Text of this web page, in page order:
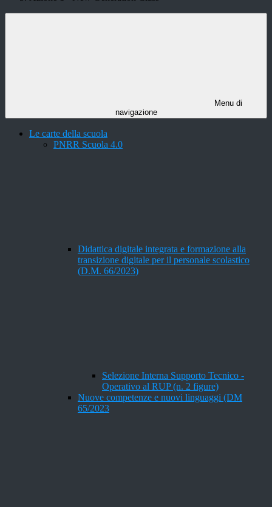
Menu di
navigazione
Le carte della scuola
PNRR Scuola 4.0
Didattica digitale integrata e formazione alla
transizione digitale per il personale scolastico
(D.M. 66/2023)
Selezione Interna Supporto Tecnico -
Operativo al RUP (n. 2 figure)
Nuove competenze e nuovi linguaggi (DM
65/2023